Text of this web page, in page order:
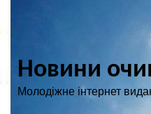
Новини
Молодіжне інтернет